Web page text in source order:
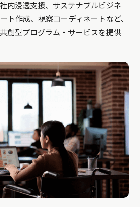
内浸透支援、サステナブルビジネ
ト作成、視察コーディネートなど、
創型プログラム・サービスを提供